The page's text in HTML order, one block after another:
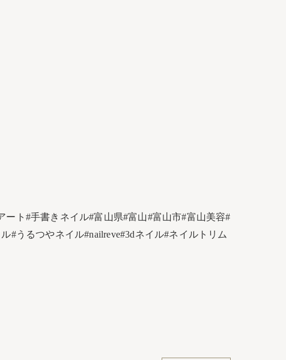
ト#手書きネイル#富山県#富山#富山市#富山美容#
#うるつやネイル#nailreve#3dネイル#ネイルトリム